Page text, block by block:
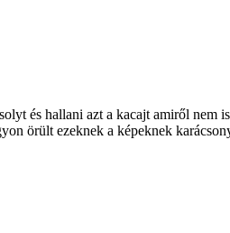
és hallani azt a kacajt amiről nem
örült ezeknek a képeknek